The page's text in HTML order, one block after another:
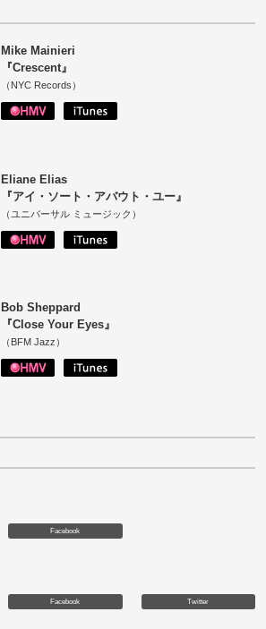
Mike Mainieri
『Crescent』
（NYC Records）
Eliane Elias
『アイ・ソート・アバウト・ユー』
（ユニバーサル ミュージック）
Bob Sheppard
『Close Your Eyes』
（BFM Jazz）
Facebook
Facebook Twitter